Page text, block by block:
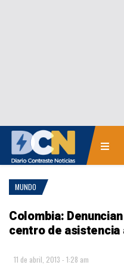
MUNDO
Colombia:
centro de asistencia
11 de abril, 2013 - 1:28 am